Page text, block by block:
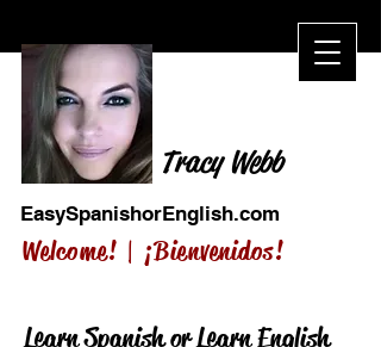
Tracy Webb
EasySpanishorEnglish.com
Welcome! | ¡Bienvenidos!
Learn Spanish or Learn English